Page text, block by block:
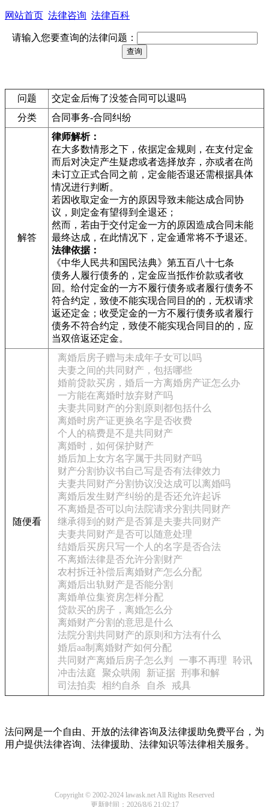
网站首页 法律咨询 法律百科
请输入您要查询的法律问题：
问题
交定金后悔了没签合同可以退吗
分类
合同事务-合同纠纷
解答
律师解析：
在大多数情形之下，依据定金规则，在支付定金
而后对决定产生疑虑或者选择放弃，亦或者在尚
未订立正式合同之前，定金能否退还需根据具体
情况进行判断。
若因收取定金一方的原因导致未能达成合同协
议，则定金有望得到全退还；
然而，若由于交付定金一方的原因造成合同未能
最终达成，在此情况下，定金通常将不予退还。
法律依据：
《中华人民共和国民法典》第五百八十七条
债务人履行债务的，定金应当抵作价款或者收
回。给付定金的一方不履行债务或者履行债务不
符合约定，致使不能实现合同目的的，无权请求
返还定金；收受定金的一方不履行债务或者履行
债务不符合约定，致使不能实现合同目的的，应
当双倍返还定金。
随便看
离婚后房子赠与未成年子女可以吗
夫妻之间的共同财产，包括哪些
婚前贷款买房，婚后一方离婚房产证怎么办
一方能在离婚时放弃财产吗
夫妻共同财产的分割原则都包括什么
离婚时房产证更换名字是否收费
个人的稿费是不是共同财产
离婚时，如何保护财产
婚后加上女方名字属于共同财产吗
财产分割协议书自己写是否有法律效力
夫妻共同财产分割协议没达成可以离婚吗
离婚后发生财产纠纷的是否还允许起诉
不离婚是否可以向法院请求分割共同财产
继承得到的财产是否算是夫妻共同财产
夫妻共同财产是否可以随意处理
结婚后买房只写一个人的名字是否合法
不离婚法律是否允许分割财产
农村拆迁补偿后离婚财产怎么分配
离婚后出轨财产是否能分割
离婚单位集资房怎样分配
贷款买的房子，离婚怎么分
离婚财产分割的意思是什么
法院分割共同财产的原则和方法有什么
婚后aa制离婚财产如何分配
共同财产离婚后房子怎么判
一事不再理
聆讯
冲击法庭
聚众哄闹 新证据
刑事和解
司法拍卖
相约自杀 自杀 戒具
法问网是一个自由、开放的法律咨询及法律援助免费平台，为
用户提供法律咨询、法律援助、法律知识等法律相关服务。
Copyright © 2002-2024 lawask.net All Rights Reserved
更新时间：2026/8/6 21:02:17